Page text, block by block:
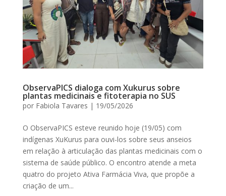
ObservaPICS dialoga com Xukurus sobre
plantas medicinais e fitoterapia no SUS
por Fabiola Tavares | 19/05/2026
O ObservaPICS esteve reunido hoje (19/05) com
indígenas XuKurus para ouvi-los sobre seus anseios
em relação à articulação das plantas medicinais com o
sistema de saúde público. O encontro atende a meta
quatro do projeto Ativa Farmácia Viva, que propõe a
criação de um...